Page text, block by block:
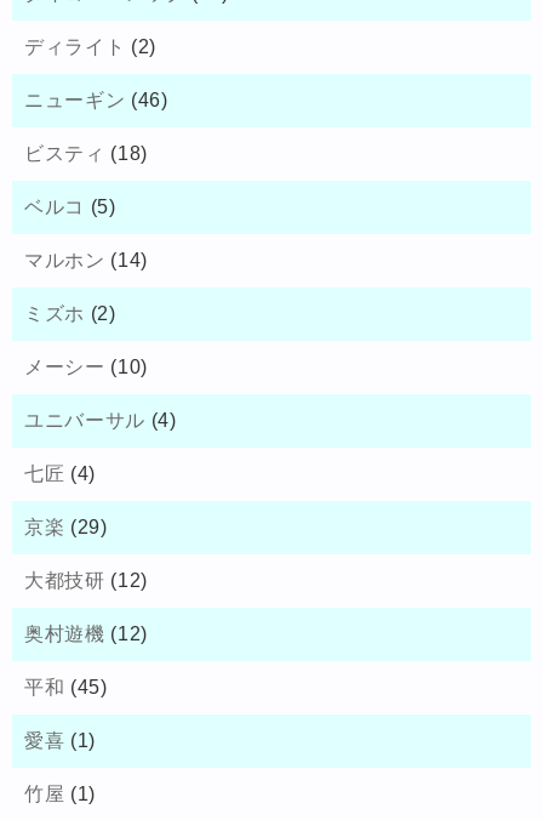
ディライト (2)
ニューギン (46)
ビスティ (18)
ベルコ (5)
マルホン (14)
ミズホ (2)
メーシー (10)
ユニバーサル (4)
七匠 (4)
京楽 (29)
大都技研 (12)
奥村遊機 (12)
平和 (45)
愛喜 (1)
竹屋 (1)